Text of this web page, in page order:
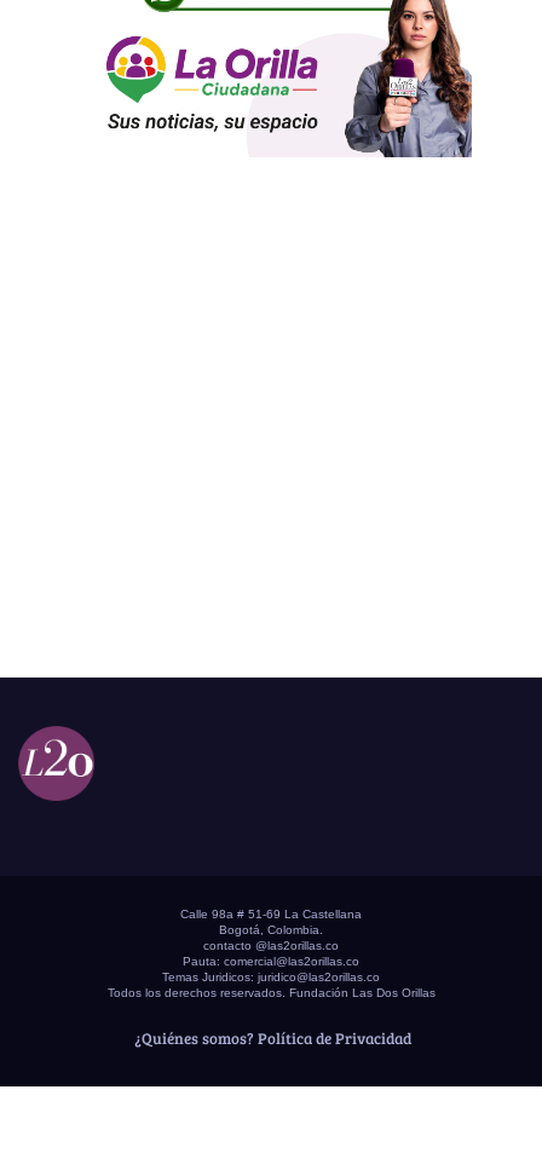
Calle 98a # 51-69 La Castellana
Bogotá, Colombia.
contacto @las2orillas.co
Pauta: comercial@las2orillas.co
Temas Juridicos: juridico@las2orillas.co
Todos los derechos reservados. Fundación Las Dos Orillas
¿Quiénes somos? Política de Privacidad